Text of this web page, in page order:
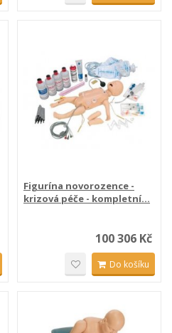
Figurína novorozence -
krizová péče - kompletní...
100 306 Kč
Do košíku